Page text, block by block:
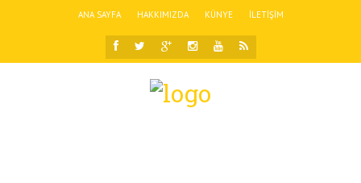
ANA SAYFA HAKKIMIZDA KÜNYE İLETIŞIM